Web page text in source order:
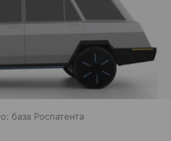
база Роспатента